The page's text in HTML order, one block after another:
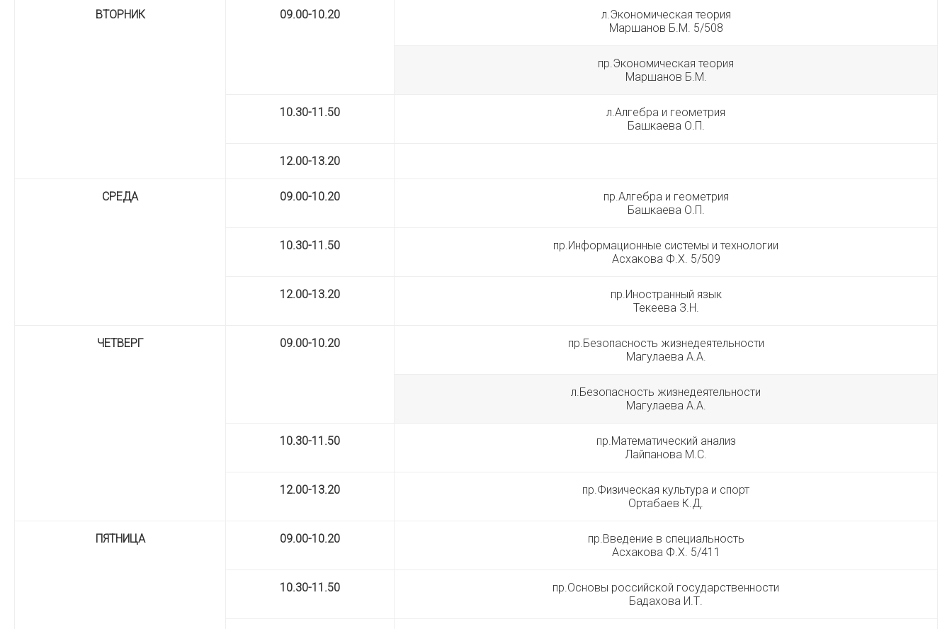
ВТОРНИК 09.00-10.20
л.Экономическая теория
Маршанов Б.М. 5/508
пр.Экономическая теория
Маршанов Б.М.
10.30-11.50
л.Алгебра и геометрия
Башкаева О.П.
12.00-13.20
СРЕДА 09.00-10.20
пр.Алгебра и геометрия
Башкаева О.П.
10.30-11.50
пр.Информационные системы и технологии
Асхакова Ф.Х. 5/509
12.00-13.20
пр.Иностранный язык
Текеева З.Н.
ЧЕТВЕРГ 09.00-10.20
пр.Безопасность жизнедеятельности
Магулаева А.А.
л.Безопасность жизнедеятельности
Магулаева А.А.
10.30-11.50
пр.Математический анализ
Лайпанова М.С.
12.00-13.20
пр.Физическая культура и спорт
Ортабаев К.Д.
ПЯТНИЦА 09.00-10.20
пр.Введение в специальность
Асхакова Ф.Х. 5/411
10.30-11.50
пр.Основы российской государственности
Бадахова И.Т.